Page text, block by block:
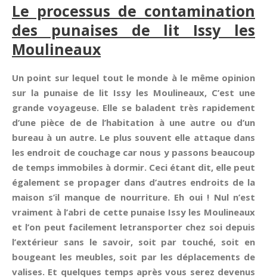
Le processus de contamination
des punaises de lit Issy les
Moulineaux
Un point sur lequel tout le monde à le même opinion
sur la punaise de lit Issy les Moulineaux, C’est une
grande voyageuse. Elle se baladent très rapidement
d’une pièce de de l’habitation à une autre ou d’un
bureau à un autre. Le plus souvent elle attaque dans
les endroit de couchage car nous y passons beaucoup
de temps immobiles à dormir. Ceci étant dit, elle peut
également se propager dans d’autres endroits de la
maison s’il manque de nourriture. Eh oui ! Nul n’est
vraiment à l’abri de cette punaise Issy les Moulineaux
et l’on peut facilement letransporter chez soi depuis
l’extérieur sans le savoir, soit par touché, soit en
bougeant les meubles, soit par les déplacements de
valises. Et quelques temps après vous serez devenus